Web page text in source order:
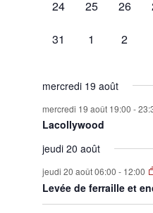
0
24
0
25
0
26
0
31
0
1
0
2
mercredi 19 août
mercredi 19 août 19:00 -
Lacollywood
jeudi 20 août
jeudi 20 août 06:00 - 12:00
Levée de ferraille et